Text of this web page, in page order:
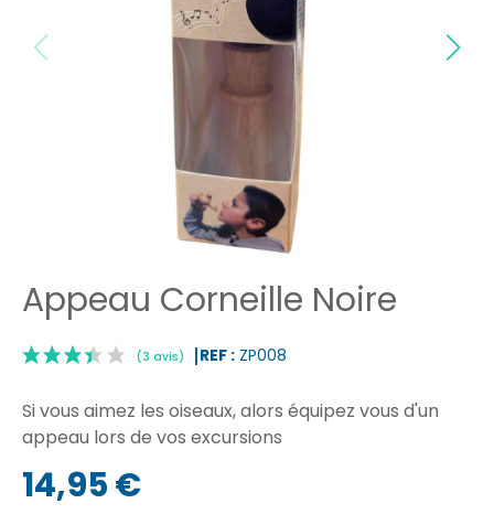
Appeau Corneille Noire
REF : ZP008
Si vous aimez les oiseaux, alors équipez vous d'un
appeau lors de vos excursions
14,95 €